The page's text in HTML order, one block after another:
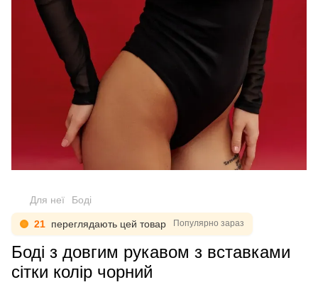
Для неї Боді
21 переглядають цей товар Популярно зараз
Боді з довгим рукавом з вставками
сітки колір чорний